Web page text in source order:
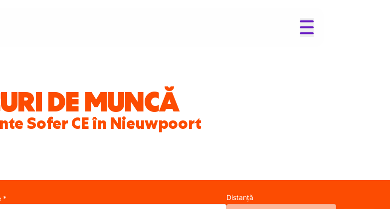
DE MUNCĂ
Sofer CE în Nieuwpoort
* Distanță